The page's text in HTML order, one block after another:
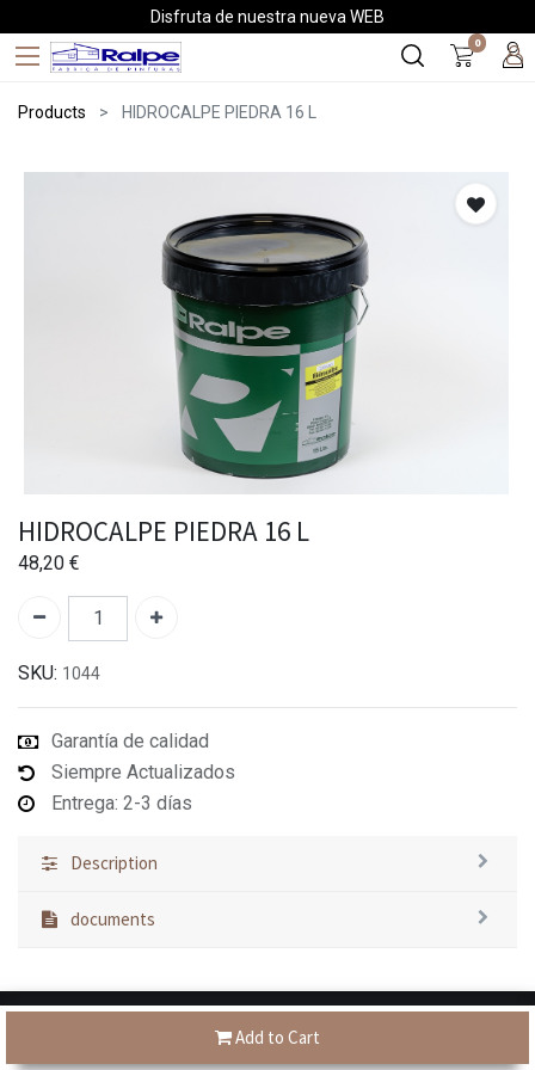
Disfruta de nuestra nueva WEB
0
Products HIDROCALPE PIEDRA 16 L
Add to Cart
HIDROCALPE PIEDRA 16 L
48,20 €
SKU: 1044
Garantía de calidad
Siempre Actualizados
Entrega: 2-3 días
Description
documents
Tienes dudas?